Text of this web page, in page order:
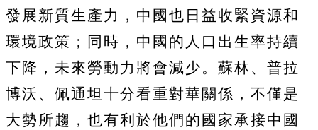
發展新質生產力，中國也日益收緊資源和
環境政策；同時，中國的人口出生率持續
下降，未來勞動力將會減少。蘇林、普拉
博沃、佩通坦十分看重對華關係，不僅是
大勢所趨，也有利於他們的國家承接中國